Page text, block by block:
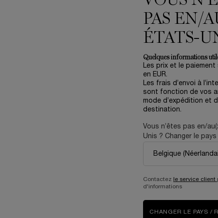
COFFRET SOIN RÉNERGIE H.C.F. TRIPLE
CRÈME RÉNERGIE
One size only for
125,00 €
AJOUTER AU PANIER
PAS EN/
ÉTATS-
Quelques informations
Les prix et le
en EUR.
Les frais d’envoi à
sont fonction de vos
mode d’expédition et
destination.
Vous n’êtes pas en/
Unis ? Changer le
Contactez le service client
d'informations
CHANGER LE PAYS /